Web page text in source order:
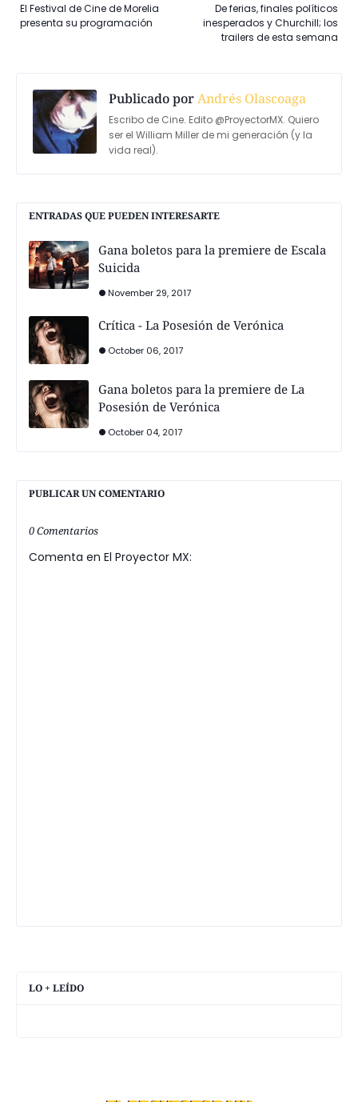
De ferias, finales políticos
inesperados y Churchill; los
trailers de esta semana
El Festival de Cine de Morelia
presenta su programación
Publicado porAndrés Olascoaga
Escribo de Cine. Edito @ProyectorMX. Quiero
ser el William Miller de mi generación (y la
vida real).
ENTRADAS QUE PUEDEN INTERESARTE
Gana boletos para la premiere de Escala
Suicida
November 29, 2017
Crítica - La Posesión de Verónica
October 06, 2017
Gana boletos para la premiere de La
Posesión de Verónica
October 04, 2017
PUBLICAR UN COMENTARIO
0 Comentarios
Comenta en El Proyector MX:
LO + LEÍDO